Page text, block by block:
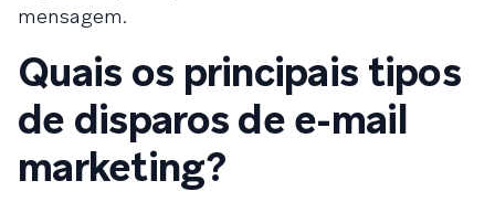
mensagem.
Quais os principais tipos
de disparos de e-mail
marketing?